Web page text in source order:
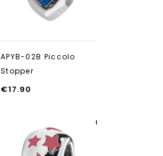
APYB-02B Piccolo
Stopper
€17.90